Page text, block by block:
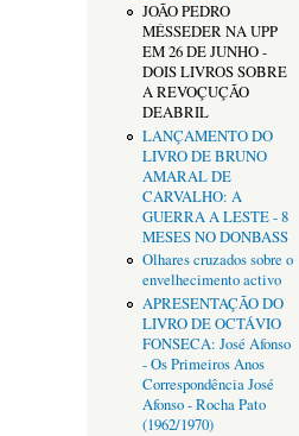
JOÃO PEDRO
MÉSSEDER NA UPP
EM 26 DE JUNHO -
DOIS LIVROS SOBRE
A REVOÇUÇÃO
DEABRIL
LANÇAMENTO DO
LIVRO DE BRUNO
AMARAL DE
CARVALHO: A
GUERRA A LESTE - 8
MESES NO DONBASS
Olhares cruzados sobre o
envelhecimento activo
APRESENTAÇÃO DO
LIVRO DE OCTÁVIO
FONSECA: José Afonso
- Os Primeiros Anos
Correspondência José
Afonso - Rocha Pato
(1962/1970)